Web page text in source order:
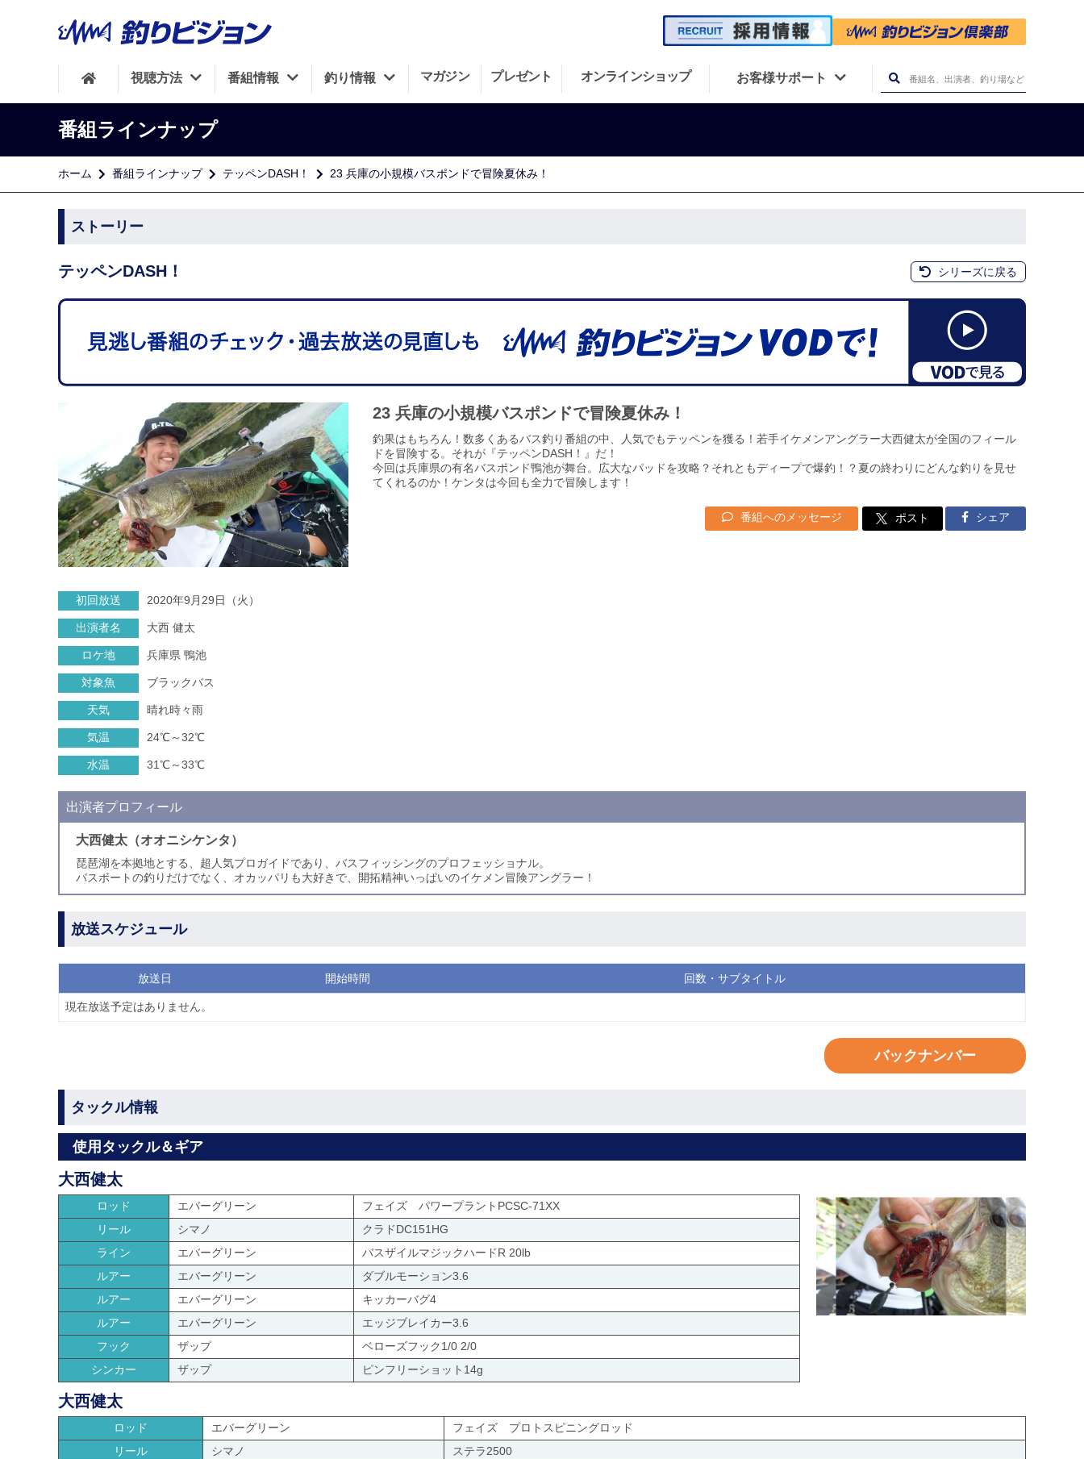
視聴方法 番組情報 釣り情報 マガジン プレゼント オンラインショップ お客様サポート
番組ラインナップ
ホーム 番組ラインナップ テッペンDASH！ 23 兵庫の小規模バスポンドで冒険夏休み！
ストーリー
テッペンDASH！ シリーズに戻る
23 兵庫の小規模バスポンドで冒険夏休み！
釣果はもちろん！数多くあるバス釣り番組の中、人気でもテッペンを獲る！若手イケメンアングラー大西健太が全国のフィール
ドを冒険する。それが『テッペンDASH！』だ！
今回は兵庫県の有名バスポンド鴨池が舞台。広大なパッドを攻略？それともディープで爆釣！？夏の終わりにどんな釣りを見せ
てくれるのか！ケンタは今回も全力で冒険します！
番組へのメッセージ ポスト シェア
初回放送 2020年9月29日（火）
出演者名 大西 健太
ロケ地 兵庫県 鴨池
対象魚 ブラックバス
天気 晴れ時々雨
気温 24℃～32℃
水温 31℃～33℃
出演者プロフィール
大西健太（オオニシケンタ）
琵琶湖を本拠地とする、超人気プロガイドであり、バスフィッシングのプロフェッショナル。
バスボートの釣りだけでなく、オカッパリも大好きで、開拓精神いっぱいのイケメン冒険アングラー！
放送スケジュール
放送日 開始時間 回数・サブタイトル
現在放送予定はありません。
バックナンバー
タックル情報
使用タックル＆ギア
大西健太
ロッド エバーグリーン
フェイズ パワープラントPCSC-71XX
リール
シマノ
クラドDC151HG
ライン
エバーグリーン
バスザイルマジックハードR 20lb
ルアー
エバーグリーン
ダブルモーション3.6
ルアー
エバーグリーン
キッカーバグ4
ルアー
エバーグリーン
エッジブレイカー3.6
フック
ザップ
ベローズフック1/0 2/0
シンカー
ザップ ピンフリーショット14g
大西健太
ロッド エバーグリーン
フェイズ プロトスピニングロッド
リール
シマノ
ステラ2500